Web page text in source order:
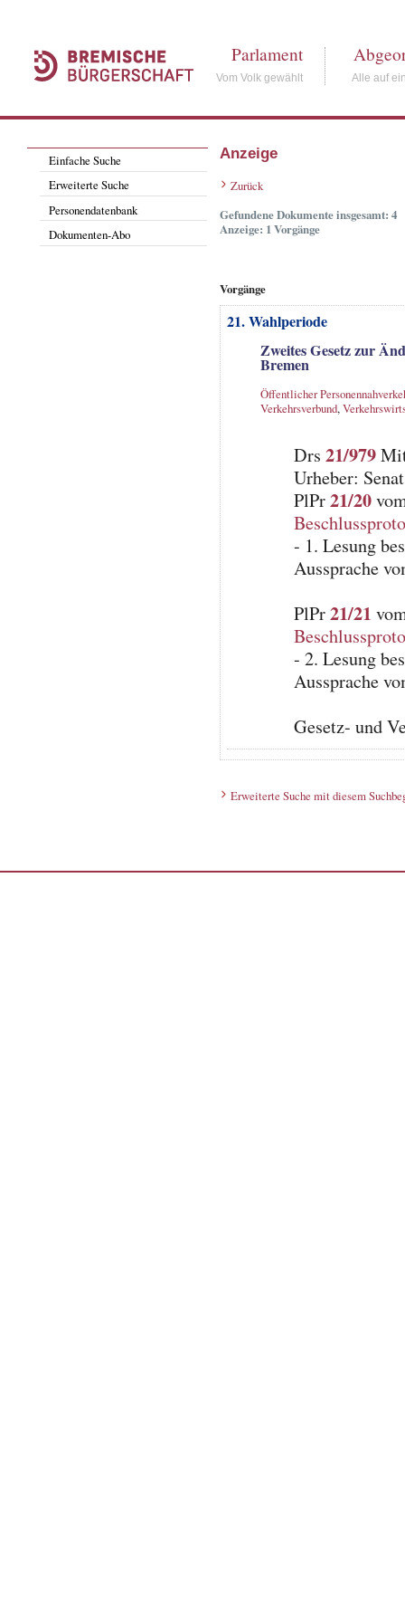
Parlament
Vom Volk gewählt Alle auf
Einfache Suche
Erweiterte Suche
Personendatenbank
Dokumenten-Abo
Anzeige
Zurück
Gefundene Dokumente insgesamt: 4
Anzeige: 1 Vorgänge
Vorgänge
21. Wahlperiode
Zweites Gesetz zur
Bremen
Öffentlicher
Verkehrsverbund,
Drs 21/979
Urheber: Senat
PlPr21/20
- 1. Lesung
Aussprache
PlPr21/21
- 2. Lesung
Aussprache
Gesetz- und
Erweiterte Suche mit diesem